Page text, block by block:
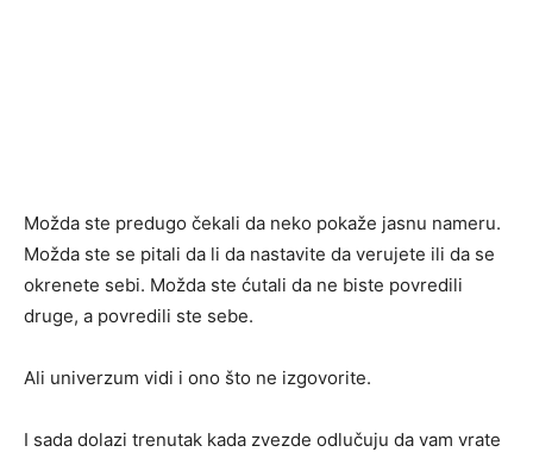
Možda ste predugo čekali da neko pokaže jasnu nameru.
Možda ste se pitali da li da nastavite da verujete ili da se
okrenete sebi. Možda ste ćutali da ne biste povredili
druge, a povredili ste sebe.
Ali univerzum vidi i ono što ne izgovorite.
I sada dolazi trenutak kada zvezde odlučuju da vam vrate